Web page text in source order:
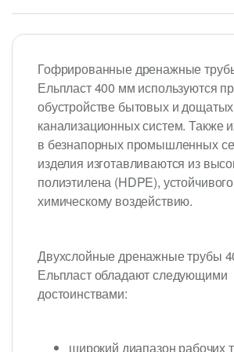
Гофрированные дренажные
Ельпласт 400 мм используются
обустройстве бытовых и дощатых
канализационных систем. Также
в безнапорных промышленных
изделия изготавливаются из
полиэтилена (HDPE),
химическому воздействию.
Двухслойные дренажные трубы
Ельпласт обладают следующими
достоинствами:
широкий диапазон рабочих